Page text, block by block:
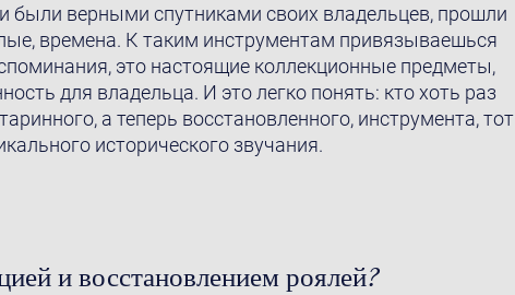
были верными спутниками своих владельцев, прошли
времена. К таким инструментам привязываешься
это настоящие коллекционные предметы,
для владельца. И это легко понять: кто хоть раз
а теперь восстановленного, инструмента, тот
исторического звучания.
и восстановлением роялей?